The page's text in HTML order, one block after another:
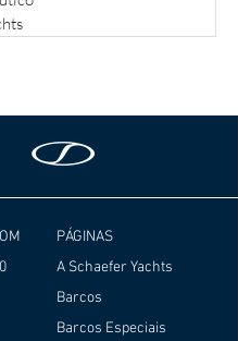
PÁGINAS
A Schaefer Yachts
Barcos
Barcos Especiais